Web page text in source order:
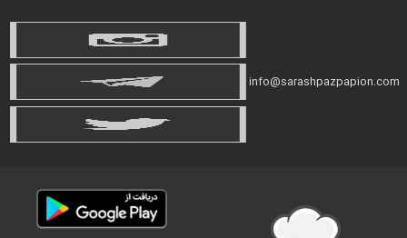
info@sarashpazpapion.com